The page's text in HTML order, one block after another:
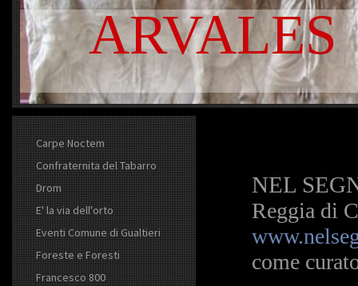
Carpe Noctem
Confraternita del Tabarro
Drom
E' la via dell'orto
Eventi Comune di Gualtieri
Foreste e Foresti
Francesco 800
NEL
Reggia di
come